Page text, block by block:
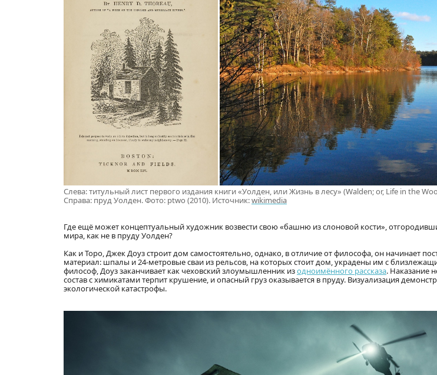
Слева: титульный лист первого издания книги «Уолден, или Жизнь в лесу» (Walden; or, Life in the
Справа: пруд Уолден. Фото: ptwo (2010). Источник:wikimedia
Где ещё может концептуальный художник возвести свою «башню из слоновой кости»,
мира, как не в пруду Уолден?
Как и Торо, Джек Доуз строит дом самостоятельно, однако, в отличие от философа, он начинает
материал: шпалы и 24-метровые сваи из рельсов, на которых стоит дом, украдены им с
философ, Доуз заканчивает как чеховский злоумышленник изодноимённого рассказа. Наказание
состав с химикатами терпит крушение, и опасный груз оказывается в пруду. Визуализация
экологической катастрофы.